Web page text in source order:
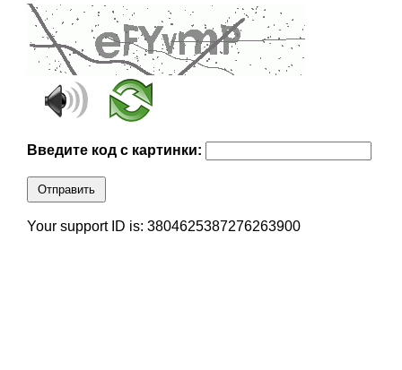
Введите код с картинки:
Отправить
Your support ID is: 3804625387276263900